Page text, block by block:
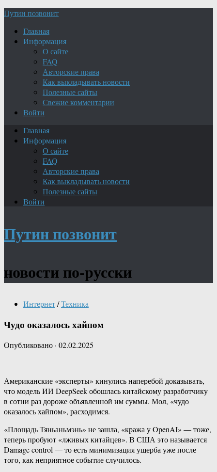
Путин позвонит
Главная
Информация
О сайте
FAQ
Авторские права
Как выкладывать новости
Полезные сайты
Свежие комментарии
Войти
Главная
Информация
О сайте
FAQ
Авторские права
Как выкладывать новости
Полезные сайты
Войти
Путин позвонит
новости по-русски
Интернет/Техника
Чудо оказалось хайпом
Опубликовано · 02.02.2025
Американские «эксперты» кинулись наперебой доказывать,
что модель ИИ DeepSeek обошлась китайскому разработчику
в сотни раз дороже объявленной им суммы. Мол, «чудо
оказалось хайпом», расходимся.
«Площадь Тяньаньмэнь» не зашла, «кража у OpenAI» — тоже,
теперь пробуют «лживых китайцев». В США это называется
Damage control — то есть минимизация ущерба уже после
того, как неприятное событие случилось.